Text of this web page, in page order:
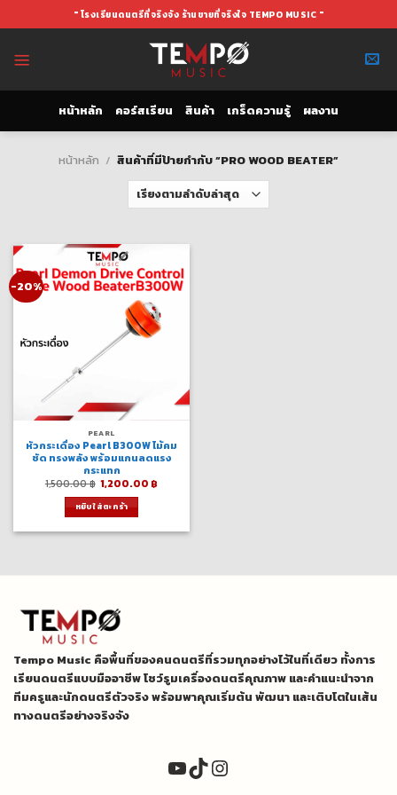
to
" โรงเรียนดนตรีที่จริงจัง ร้านขายที่จริงใจ TEMPO MUSIC "
หน้าหลัก คอร์สเรียน สินค้า เกร็ดความรู้ ผลงาน
หน้าหลัก / สินค้าที่มีป้ายกำกับ “PRO WOOD BEATER”
-20%
PEARL
หัวกระเดื่อง Pearl B300W ไม้คม
ชัด ทรงพลัง พร้อมแกนลดแรง
กระแทก
1,500.00฿ Original
price
was:
1,500.00 ฿.
1,200.00 ฿
หยิบใส่ตะกร้า
Tempo Music คือพื้นที่ของคนดนตรีที่รวมทุกอย่างไว้ในที่เดียว ทั้งการ
เรียนดนตรีแบบมืออาชีพ โชว์รูมเครื่องดนตรีคุณภาพ และคำแนะนำจาก
ทีมครูและนักดนตรีตัวจริง พร้อมพาคุณเริ่มต้น พัฒนา และเติบโตในเส้น
ทางดนตรีอย่างจริงจัง
YouTube
TikTok
Instagram